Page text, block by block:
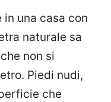
in una casa con
naturale sa
non si
Piedi nudi,
che